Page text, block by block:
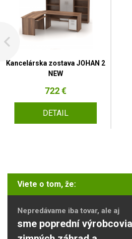
Kancelárska zostava JOHAN 2
NEW
722 €
DETAIL
Viete o tom, že:
Nepredávame iba tovar, ale aj
sme poprední výrobcovia